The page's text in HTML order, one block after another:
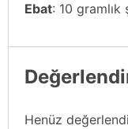
Ebat: 10
Henüz